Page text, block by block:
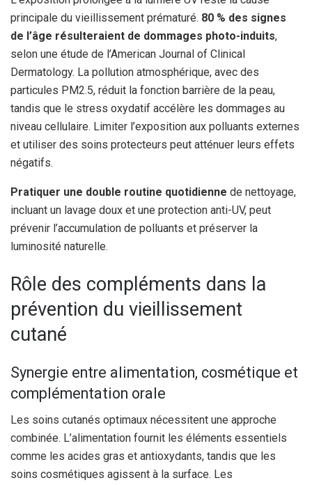
principale du vieillissement prématuré. 80 % des signes
de l’âge résulteraient de dommages photo-induits,
selon une étude de l’American Journal of Clinical
Dermatology. La pollution atmosphérique, avec des
particules PM2.5, réduit la fonction barrière de la peau,
tandis que le stress oxydatif accélère les dommages au
niveau cellulaire. Limiter l’exposition aux polluants externes
et utiliser des soins protecteurs peut atténuer leurs effets
négatifs.
Pratiquer une double routine quotidienne de nettoyage,
incluant un lavage doux et une protection anti-UV, peut
prévenir l’accumulation de polluants et préserver la
luminosité naturelle.
Rôle des compléments dans la
prévention du vieillissement
cutané
Synergie entre alimentation, cosmétique et
complémentation orale
Les soins cutanés optimaux nécessitent une approche
combinée. L’alimentation fournit les éléments essentiels
comme les acides gras et antioxydants, tandis que les
soins cosmétiques agissent à la surface. Les